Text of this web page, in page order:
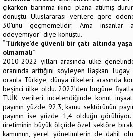
çıkarken barınma ikinci plana atılmış
dönüştü. Uluslararası verilere göre
30’unu geçmemelidir. Ama
ödeyemiyor” diye konuştu.
“Türkiye’de güvenli bir çatı altında
olmamalı”
2010-2022 yılları arasında ülke
oranında arttığını söyleyen Başkan
oranla Türkiye, dünya ülkeleri arasında
beşinci ülke oldu. 2022’den bugüne
TÜİK verileri incelendiğinde konut
payının yüzde 92,3, kamu sektörünün
payının ise yüzde 1,4 olduğu
üretiminin büyük ölçüde özel sektöre
kamunun, yerel yönetimlerin de dahil